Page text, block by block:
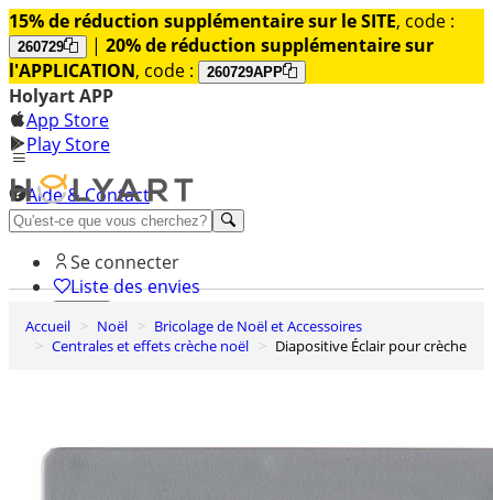
15% de réduction supplémentaire sur le SITE, code :
260729 | 20% de réduction supplémentaire sur
l'APPLICATION, code : 260729APP
Holyart APP
App Store
Play Store
Aide & Contact
Découvrez Premium
Se connecter
Liste des envies
0
Panier
Accueil Noël
Bricolage de Noël et Accessoires
Centrales et effets crèche noël
Diapositive Éclair pour crèche